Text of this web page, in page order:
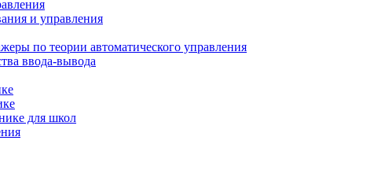
и управления
по теории автоматического управления
ввода-вывода
для школ